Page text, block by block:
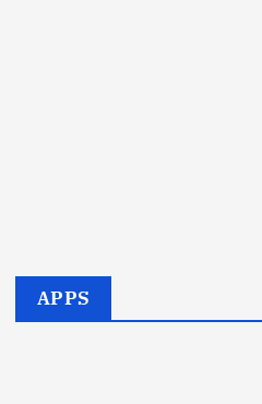
APPS